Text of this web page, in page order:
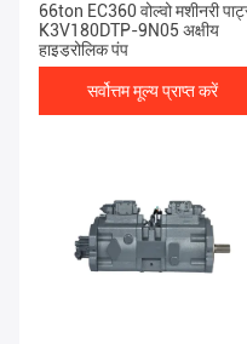
66ton EC360 वोल्वो मशीनरी
K3V180DTP-9N05 अक्षीय
हाइड्रोलिक पंप
सर्वोत्तम मूल्य प्राप्त करें